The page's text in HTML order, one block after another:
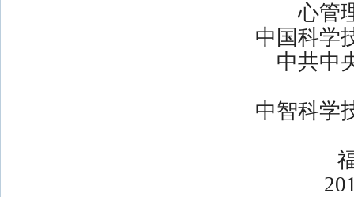
心管
中国科学
中共中
中智科学